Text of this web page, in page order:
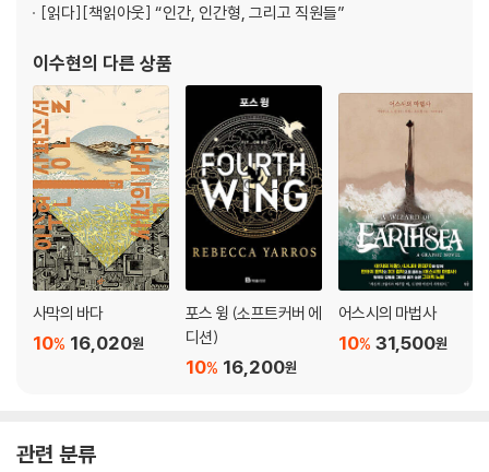
[읽다][책읽아웃] “인간, 인간형, 그리고 직원들”
이수현의 다른 상품
사막의 바다
16,020원
10%
포스 윙 (소프트커버 에
디션)
16,200원
10%
어스시의 마법사
31,500원
10%
관련 분류